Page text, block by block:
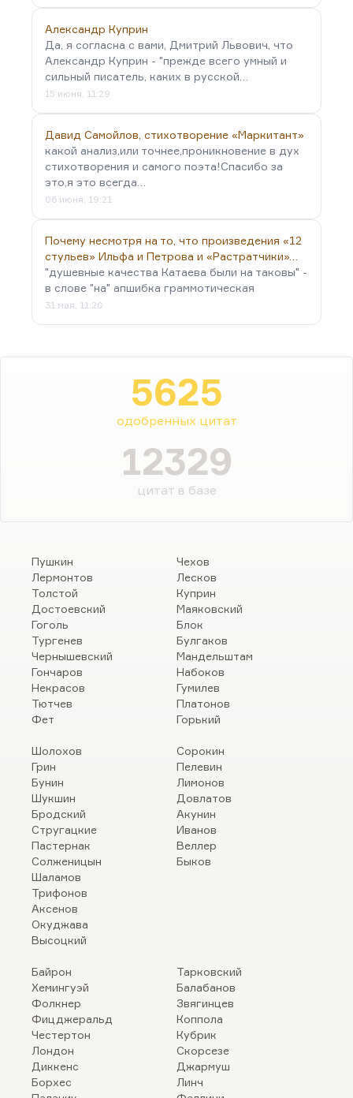
Александр Куприн
Да, я согласна с вами, Дмитрий Львович, что
Александр Куприн - "прежде всего умный и
сильный писатель, каких в русской…
15 июня, 11:29
Давид Самойлов, стихотворение «Маркитант»
какой анализ,или точнее,проникновение в дух
стихотворения и самого поэта!Спасибо за
это,я это всегда…
06 июня, 19:21
Почему несмотря на то, что произведения «12
стульев» Ильфа и Петрова и «Растратчики»…
"душевные качества Катаева были на таковы" -
в слове "на" апшибка граммотическая
31 мая, 11:20
5625
одобренных цитат
12329
цитат в базе
Пушкин
Лермонтов
Толстой
Достоевский
Гоголь
Тургенев
Чернышевский
Гончаров
Некрасов
Тютчев
Фет
Чехов
Лесков
Куприн
Маяковский
Блок
Булгаков
Мандельштам
Набоков
Гумилев
Платонов
Горький
Шолохов
Грин
Бунин
Шукшин
Бродский
Стругацкие
Пастернак
Солженицын
Шаламов
Трифонов
Аксенов
Окуджава
Высоцкий
Сорокин
Пелевин
Лимонов
Довлатов
Акунин
Иванов
Веллер
Быков
Байрон
Хемингуэй
Фолкнер
Фицджеральд
Честертон
Лондон
Диккенс
Борхес
Тарковский
Балабанов
Звягинцев
Коппола
Кубрик
Скорсезе
Джармуш
Линч